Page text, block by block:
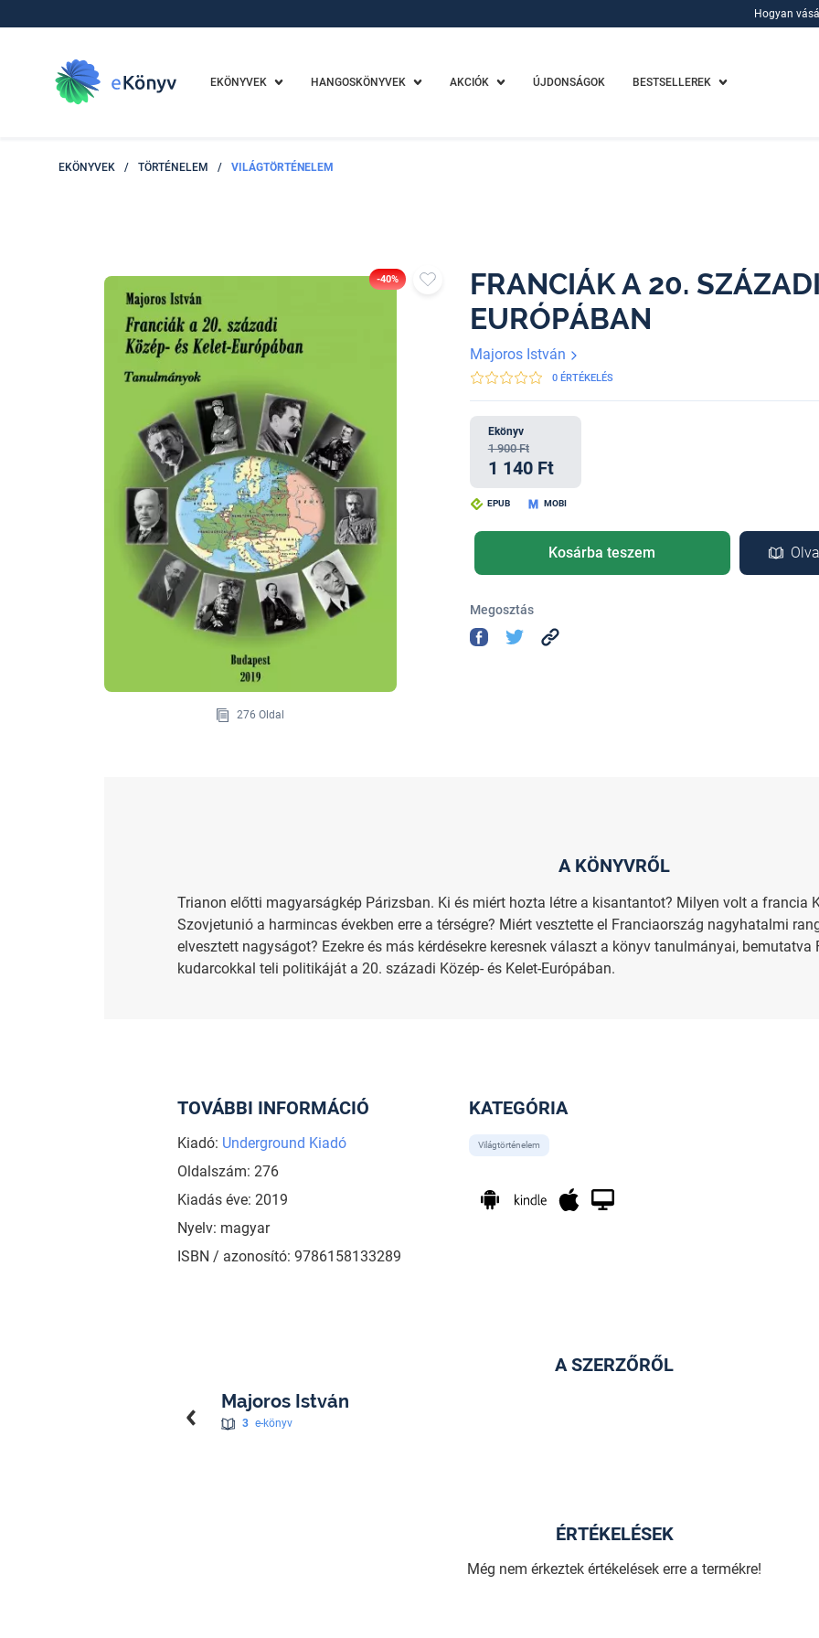
Hogyan
EKÖNYVEK HANGOSKÖNYVEK AKCIÓK ÚJDONSÁGOK BESTSELLEREK
EKÖNYVEK / TÖRTÉNELEM / VILÁGTÖRTÉNELEM
-40%
276 Oldal
FRANCIÁK A 20.
EURÓPÁBAN
Majoros István
0 ÉRTÉKELÉS
Ekönyv
1 900 Ft
1 140 Ft
EPUB MOBI
Kosárba teszem
Megosztás
A KÖNYVRŐL
Trianon előtti magyarságkép Párizsban. Ki és miért hozta létre a kisantantot? Milyen volt a francia
Szovjetunió a harmincas években erre a térségre? Miért vesztette el Franciaország nagyhatalmi
elvesztett nagyságot? Ezekre és más kérdésekre keresnek választ a könyv tanulmányai, bemutatva
kudarcokkal teli politikáját a 20. századi Közép- és Kelet-Európában.
TOVÁBBI INFORMÁCIÓ
Kiadó: Underground Kiadó
Oldalszám: 276
Kiadás éve: 2019
Nyelv: magyar
ISBN / azonosító: 9786158133289
KATEGÓRIA
Világtörténelem
A SZERZŐRŐL
Majoros István
3 e-könyv
ÉRTÉKELÉSEK
Még nem érkeztek értékelések erre a termékre!